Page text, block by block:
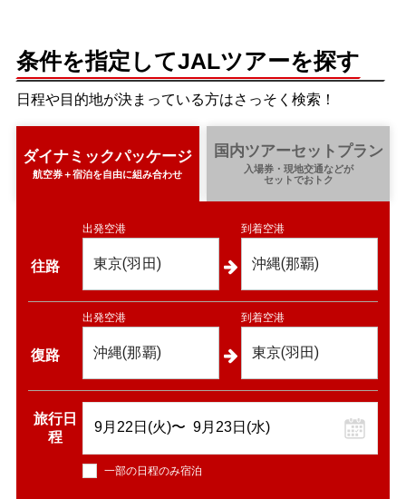
条件を指定してJALツアーを探す
日程や目的地が決まっている方はさっそく検索！
ダイナミックパッケージ
航空券＋宿泊を自由に組み合わせ
国内ツアーセットプラン
入場券・現地交通などが
セットでおトク
往路
出発空港
東京(羽田)
到着空港
沖縄(那覇)
復路
出発空港
沖縄(那覇)
到着空港
東京(羽田)
旅行日
程
一部の日程のみ宿泊